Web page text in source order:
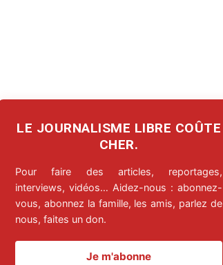
LE JOURNALISME LIBRE COÛTE
CHER.
Pour faire des articles, reportages,
interviews, vidéos… Aidez-nous : abonnez-
vous, abonnez la famille, les amis, parlez de
nous, faites un don.
Je m'abonne